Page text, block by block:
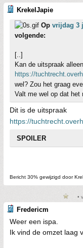
KrekelJapie
Op vrijdag 3
volgende:
[..]
Kan de uitspraak
https://
wel? Zou het graag
Valt me wel op dat het
Dit is de uitspraak
https://
SPOILER
Bericht 30% gewijzigd door
•
Fredericm
Weer een ispa.
Ik vind de omzet laag